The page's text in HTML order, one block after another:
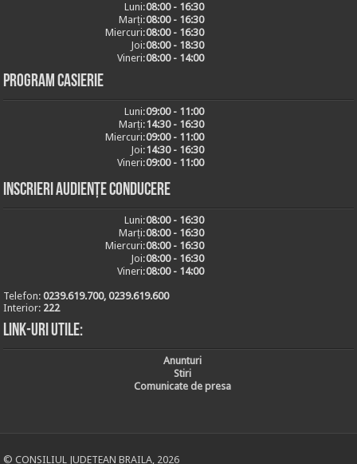
Luni:08:00 - 16:30
Marți:08:00 - 16:30
Miercuri:08:00 - 16:30
Joi:08:00 - 18:30
Vineri:08:00 - 14:00
Program casierie
Luni:09:00 - 11:00
Marți:14:30 - 16:30
Miercuri:09:00 - 11:00
Joi:14:30 - 16:30
Vineri:09:00 - 11:00
Inscrieri audiențe conducere
Luni:08:00 - 16:30
Marți:08:00 - 16:30
Miercuri:08:00 - 16:30
Joi:08:00 - 16:30
Vineri:08:00 - 14:00
Telefon:0239.619.700, 0239.619.600
Interior: 222
Link-uri utile:
Anunturi
Stiri
Comunicate de presa
© CONSILIUL JUDETEAN BRAILA, 2026